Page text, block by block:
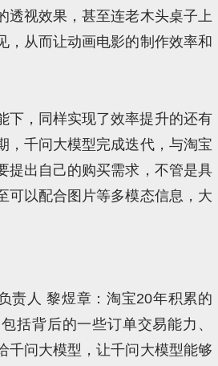
透视效果，甚至连老木头桌子上
，从而让动画电影的制作效率和
下，同样实现了效率提升的还有
，千问大模型完成迭代，与淘宝
提出自己的购买需求，不管是具
可以配合图片等多模态信息，大
责人 黎煜章：淘宝20年积累的
括背后的一些订单交易能力、
千问大模型，让千问大模型能够